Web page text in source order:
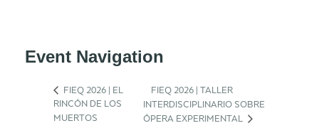
Event Navigation
FIEQ 2026 | EL
RINCÓN DE LOS
MUERTOS
FIEQ 2026 | TALLER
INTERDISCIPLINARIO SOBRE
ÓPERA EXPERIMENTAL